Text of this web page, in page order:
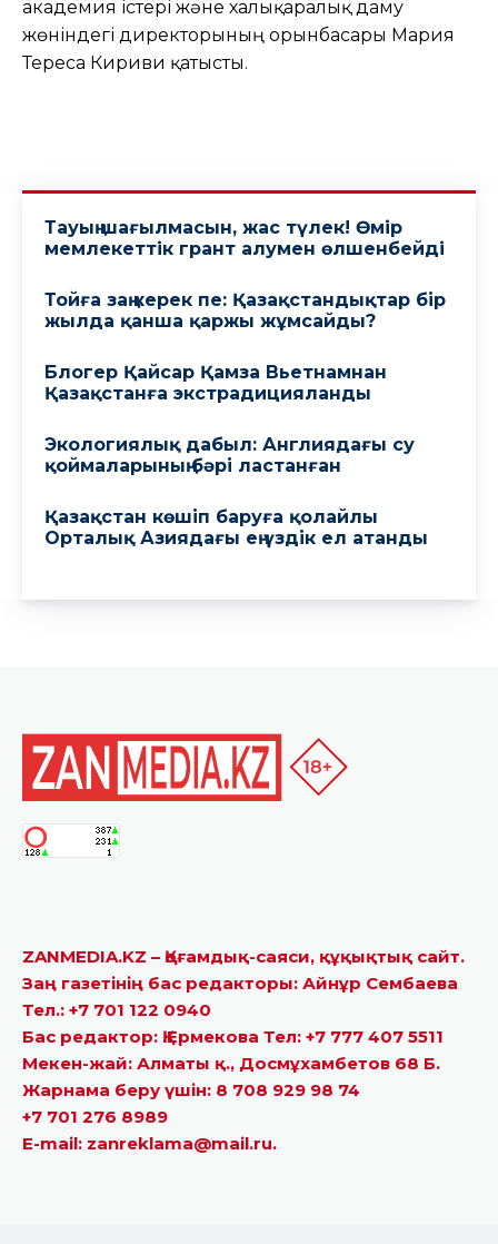
ZANMEDIA.KZ – Қоғамдық-саяси, құқықтық сайт.
Заң газетінің бас редакторы: Айнұр Сембаева
Тел.: +7 701 122 0940
Бас редактор: Қ.Ермекова Тел: +7 777 407 5511
Мекен-жай: Алматы қ., Досмұхамбетов 68 Б.
Жарнама беру үшін: 8 708 929 98 74
+7 701 276 8989
E-mail: zanreklama@mail.ru.